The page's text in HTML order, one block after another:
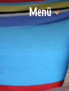
Menü